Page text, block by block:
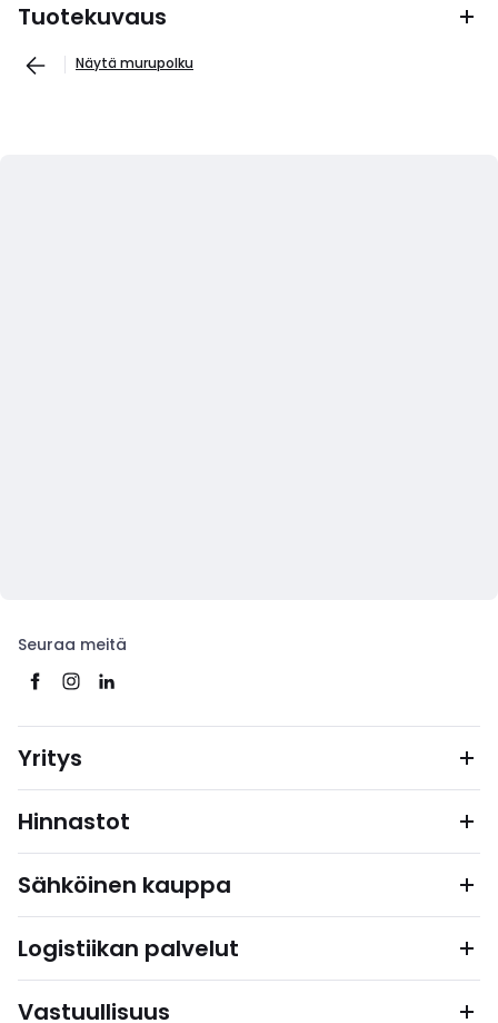
Tuotekuvaus
Näytä murupolku
Seuraa meitä
Yritys
Hinnastot
Sähköinen kauppa
Logistiikan palvelut
Vastuullisuus